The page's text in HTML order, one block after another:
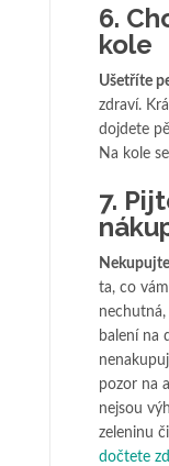
6.
kole
Ušetříte
zdraví.
dojdete
Na kole
7.
ta, co
balení na
pozor na
nejsou
zeleninu
dočtete